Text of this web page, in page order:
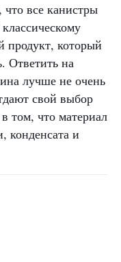
что все канистры
продукт, который
Ответить на
лучше не очень
свой выбор
том, что материал
конденсата и